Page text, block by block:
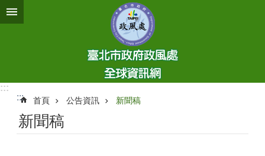
跳到主要內容區塊
:::
:::
首頁 公告資訊 新聞稿
新聞稿